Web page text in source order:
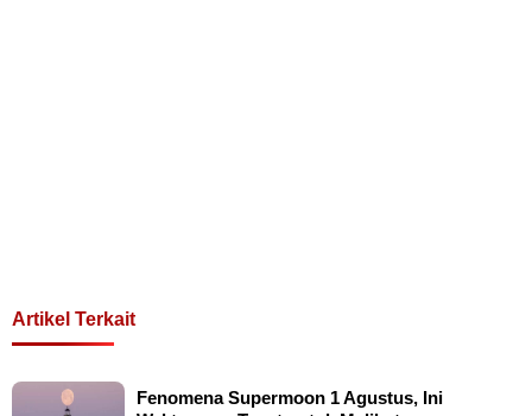
Artikel Terkait
Fenomena Supermoon 1 Agustus, Ini